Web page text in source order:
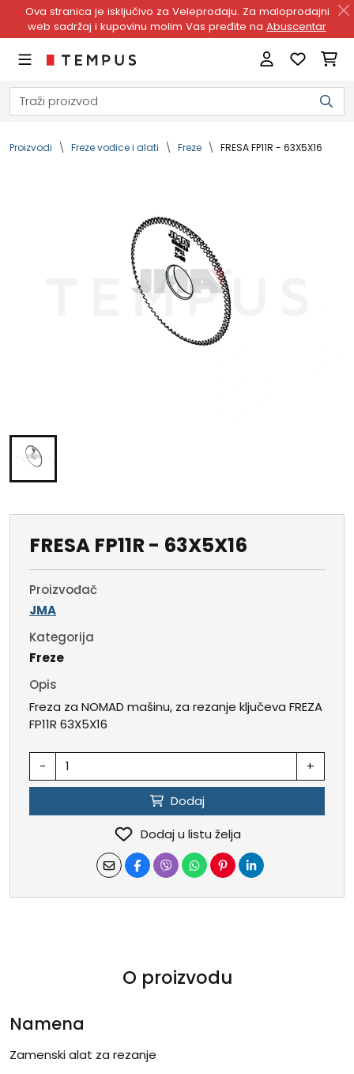
Ova stranica je isključivo za Veleprodaju. Za maloprodajni
web sadržaj i kupovinu molim Vas pređite na Abuscentar
Proizvodi Freze vođice i alati Freze FRESA FP11R - 63X5X16
FRESA FP11R - 63X5X16
Proizvođač
JMA
Kategorija
Freze
Opis
Freza za NOMAD mašinu, za rezanje ključeva FREZA
FP11R 63X5X16
- +
Dodaj
Dodaj u listu želja
O proizvodu
Namena
Zamenski alat za rezanje